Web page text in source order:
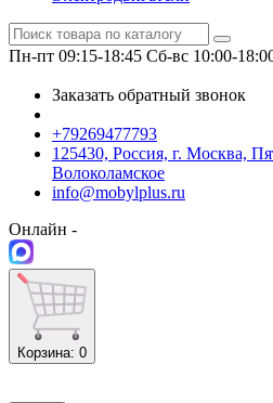
Пн-пт 09:15-18:45 Сб-вс 10:00-
Заказать обратный звонок
+79269477793
125430, Россия, г. Москва,
Волоколамское
info@mobylplus.ru
Онлайн -
Корзина: 0